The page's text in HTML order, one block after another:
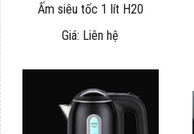
Ấm siêu tốc 1 lít H20
Giá: Liên hệ